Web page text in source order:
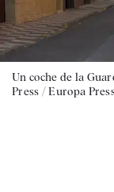
Un coche de la
Press / Europa